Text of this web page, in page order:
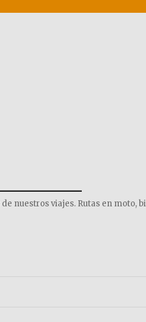
viajes. Rutas en moto,